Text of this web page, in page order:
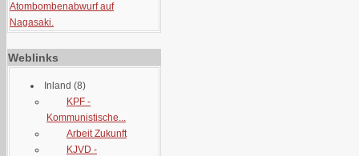
Atombombenabwurf auf
Nagasaki.
Weblinks
Inland (8)
KPF -
Kommunistische...
Arbeit Zukunft
KJVD -